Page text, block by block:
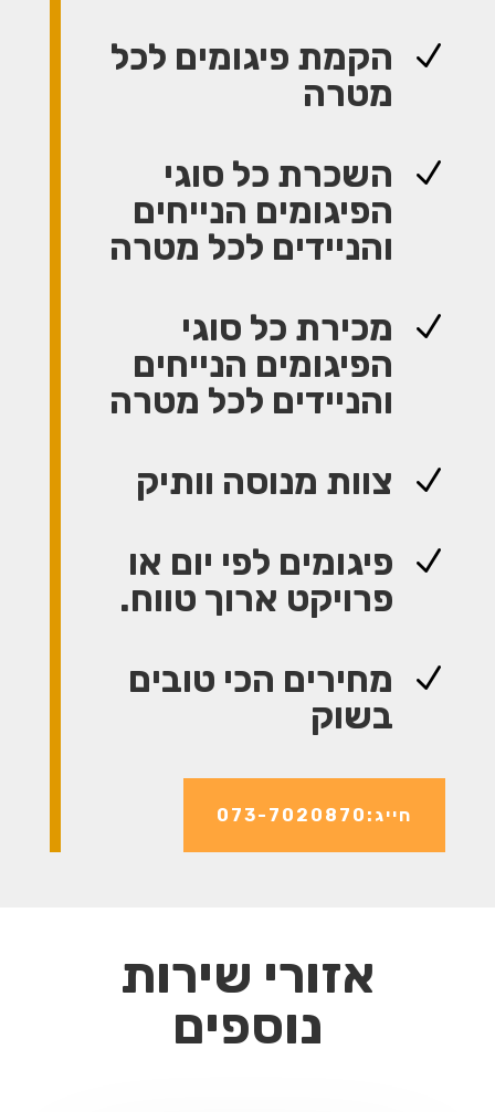
N
הקמת פיגומים לכל
מטרה
N
השכרת כל סוגי
הפיגומים הנייחים
והניידים לכל מטרה
N
מכירת כל סוגי
הפיגומים הנייחים
והניידים לכל מטרה
N צוות מנוסה וותיק
N
פיגומים לפי יום או
פרויקט ארוך טווח.
N
מחירים הכי טובים
בשוק
חייג:073-7020870
אזורי שירות
נוספים